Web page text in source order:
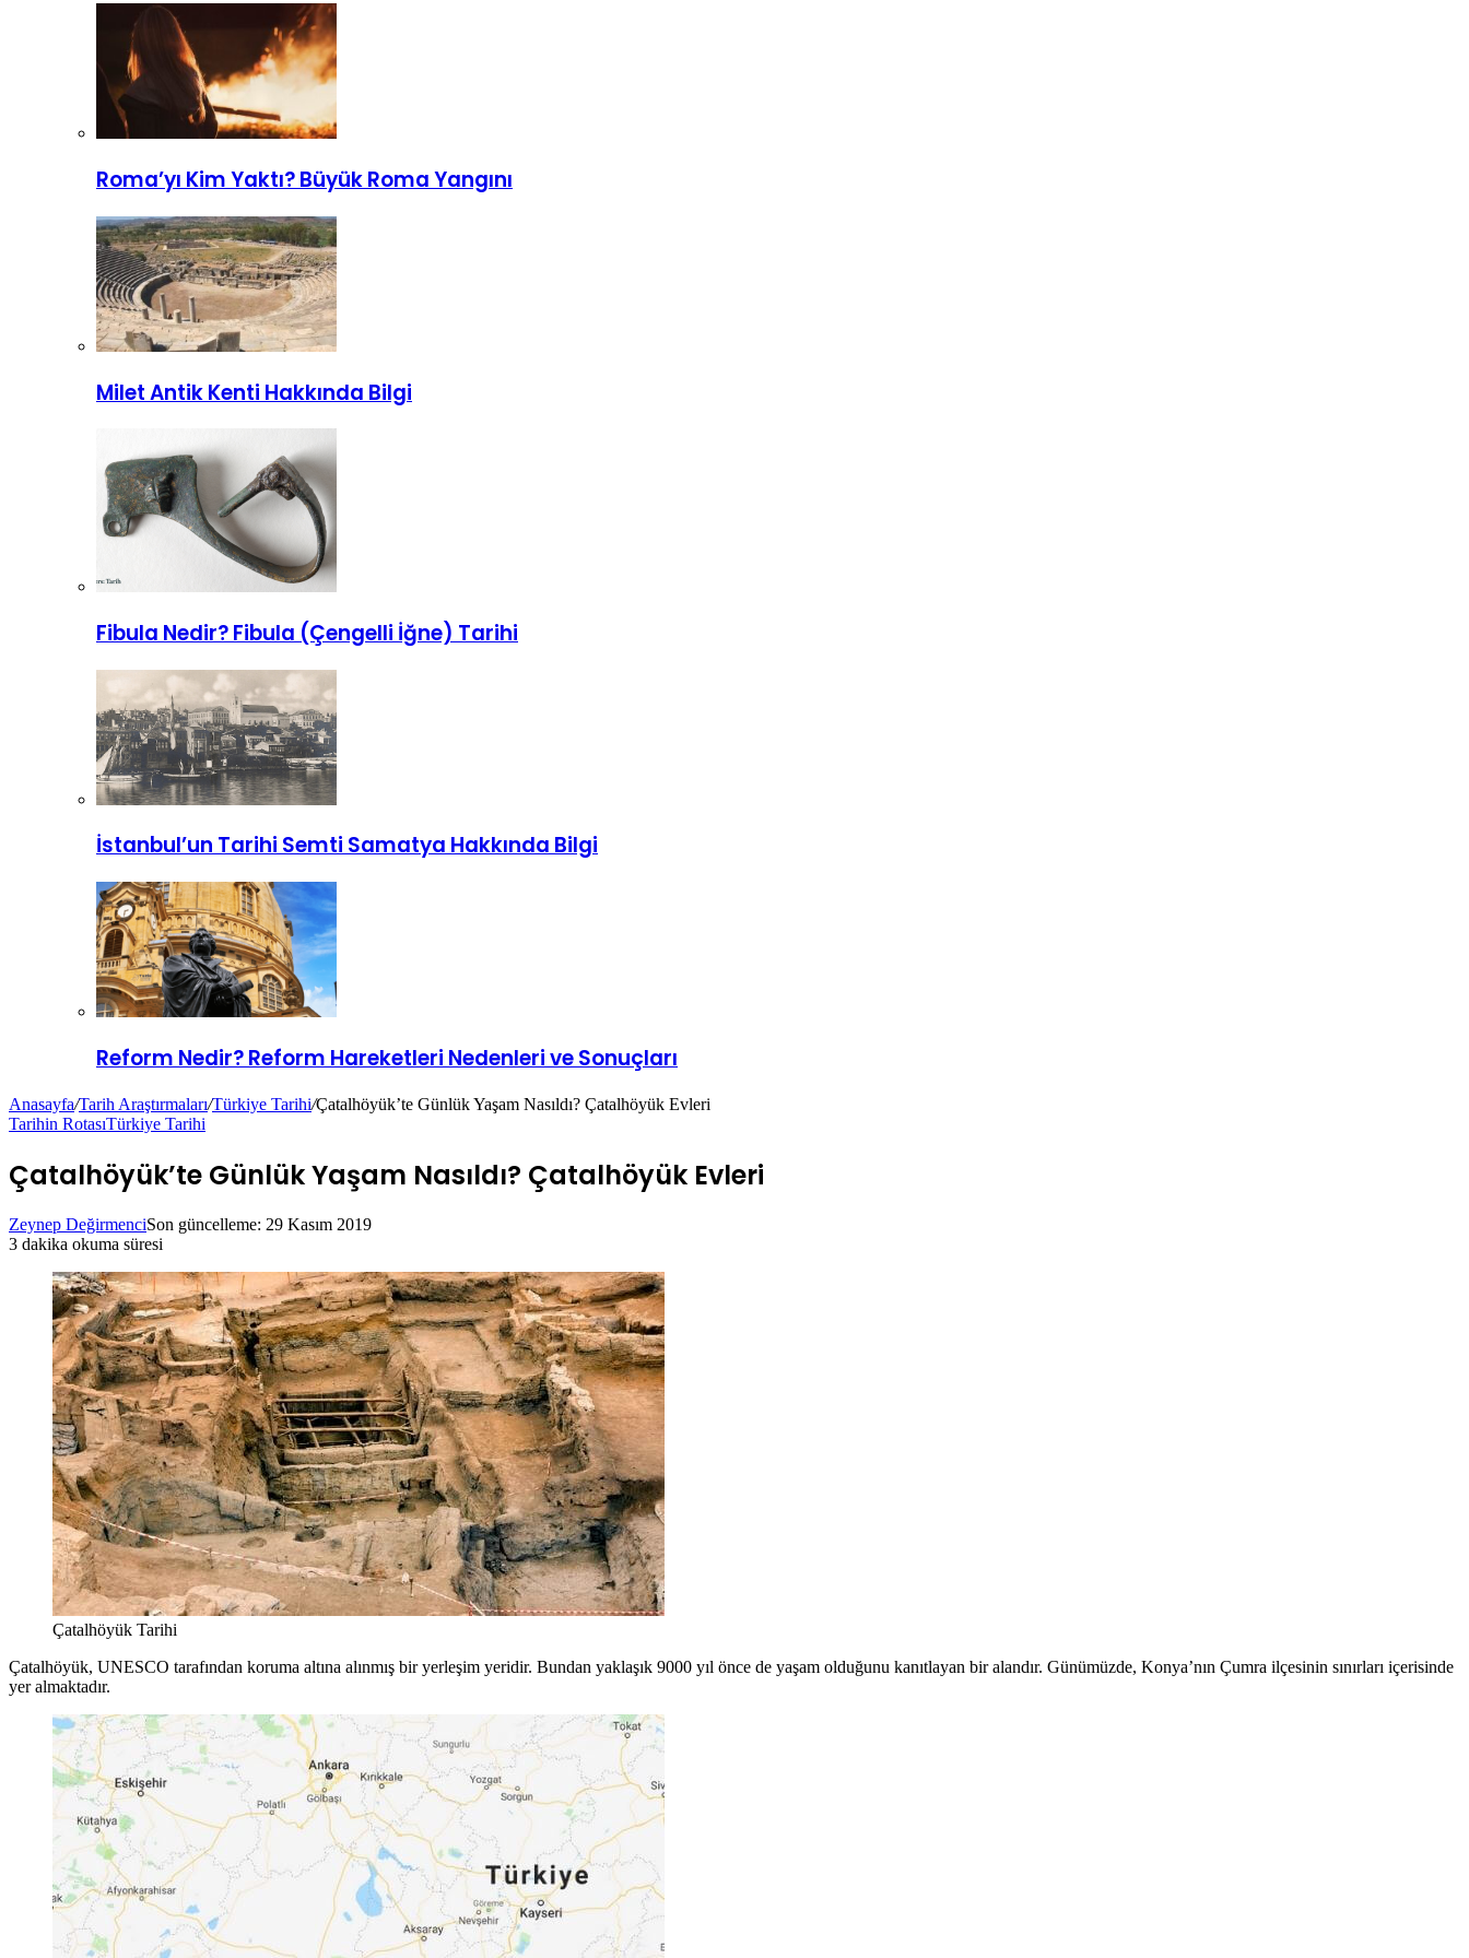
Roma’yı Kim Yaktı? Büyük Roma Yangını
Milet Antik Kenti Hakkında Bilgi
Fibula Nedir? Fibula (Çengelli İğne) Tarihi
İstanbul’un Tarihi Semti Samatya Hakkında Bilgi
Reform Nedir? Reform Hareketleri Nedenleri ve Sonuçları
Anasayfa/Tarih Araştırmaları/Türkiye Tarihi/Çatalhöyük’te Günlük Yaşam Nasıldı? Çatalhöyük Evleri
Tarihin RotasıTürkiye Tarihi
Çatalhöyük’te Günlük Yaşam Nasıldı? Çatalhöyük Evleri
Zeynep DeğirmenciSon güncelleme: 29 Kasım 2019
3 dakika okuma süresi
Çatalhöyük Tarihi
Çatalhöyük, UNESCO tarafından koruma altına alınmış bir yerleşim yeridir. Bundan yaklaşık 9000 yıl önce de yaşam olduğunu kanıtlayan bir alandır. Günümüzde, Konya’nın Çumra ilçesinin sınırları içerisinde
yer almaktadır.